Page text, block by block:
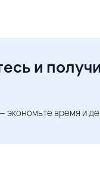
и
экономьте время и